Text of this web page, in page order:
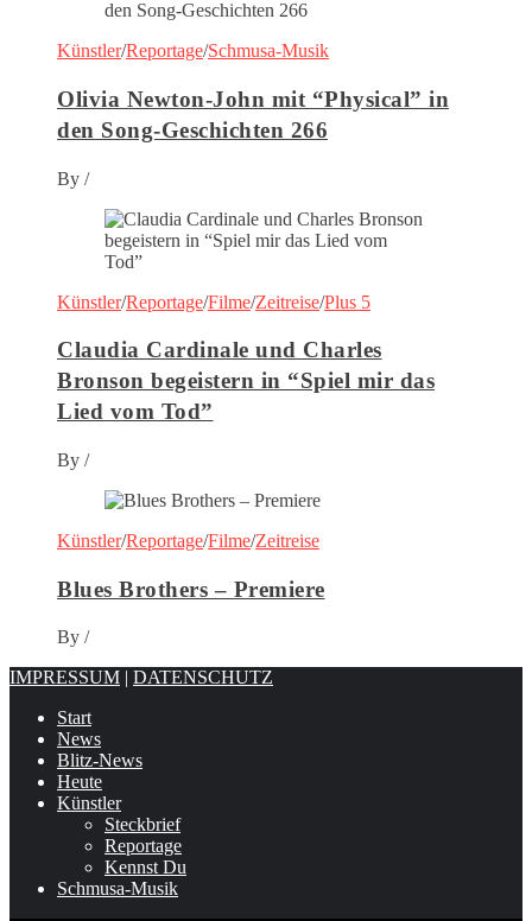
Künstler/Reportage/Schmusa-Musik
Olivia Newton-John mit “Physical” in
den Song-Geschichten 266
By /
Künstler/Reportage/Filme/Zeitreise/Plus 5
Claudia Cardinale und Charles
Bronson begeistern in “Spiel mir das
Lied vom Tod”
By /
Künstler/Reportage/Filme/Zeitreise
Blues Brothers – Premiere
By /
IMPRESSUM
DATENSCHUTZ
Start
News
Blitz-News
Heute
Künstler
Steckbrief
Reportage
Kennst Du
Schmusa-Musik